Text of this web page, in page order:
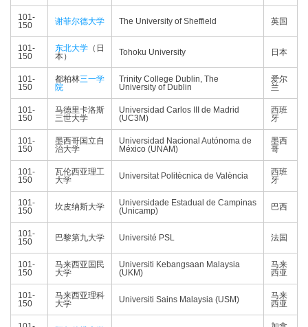
101-
150
谢菲尔德大学 The University of Sheffield 英国
101-
150
东北大学 （日
本）
Tohoku University 日本
101-
150
都柏林三一学
院
Trinity College Dublin, The
University of Dublin
爱尔
兰
101-
150
马德里卡洛斯
三世大学
Universidad Carlos III de Madrid
(UC3M)
西班
牙
101-
150
墨西哥国立自
治大学
Universidad Nacional Autónoma de
México (UNAM)
墨西
哥
101-
150
瓦伦西亚理工
大学
Universitat Politècnica de València
西班
牙
101-
150
坎皮纳斯大学
Universidade Estadual de Campinas
(Unicamp)
巴西
101-
150
巴黎第九大学 Université PSL 法国
101-
150
马来西亚国民
大学
Universiti Kebangsaan Malaysia
(UKM)
马来
西亚
101-
150
马来西亚理科
大学
Universiti Sains Malaysia (USM)
马来
西亚